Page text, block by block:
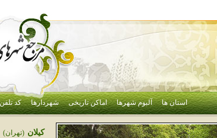
استان ها آلبوم شهرها اماکن تاریخی شهردارها کد
كيلان (تهران)